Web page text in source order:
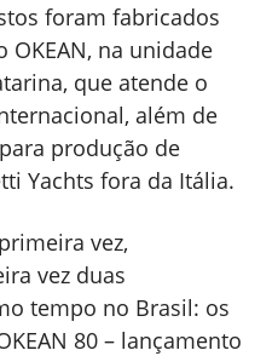
foram fabricados
OKEAN, na unidade
que atende o
além de
produção de
Yachts fora da Itália.
vez,
vez duas
tempo no Brasil: os
80 – lançamento